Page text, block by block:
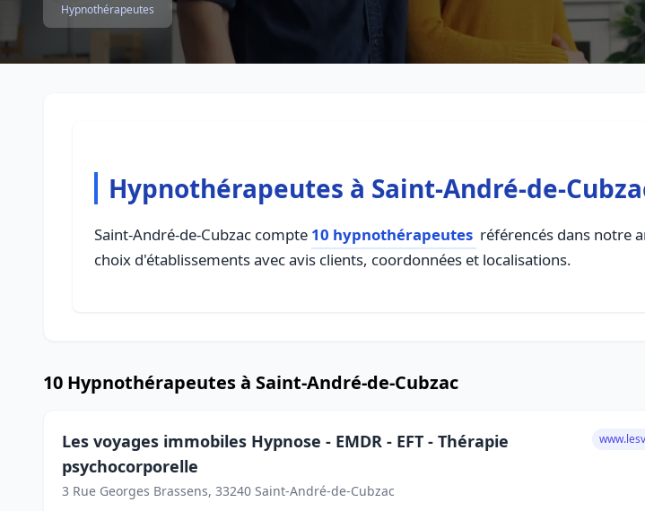
Hypnothérapeutes
Hypnothérapeutes à Saint-André-de-
Saint-André-de-Cubzac compte 10 hypnothérapeutes référencés dans notre
choix d'établissements avec avis clients, coordonnées et localisations.
10 Hypnothérapeutes à Saint-André-de-Cubzac
Les voyages immobiles Hypnose - EMDR - EFT - Thérapie
psychocorporelle
3 Rue Georges Brassens, 33240 Saint-André-de-Cubzac